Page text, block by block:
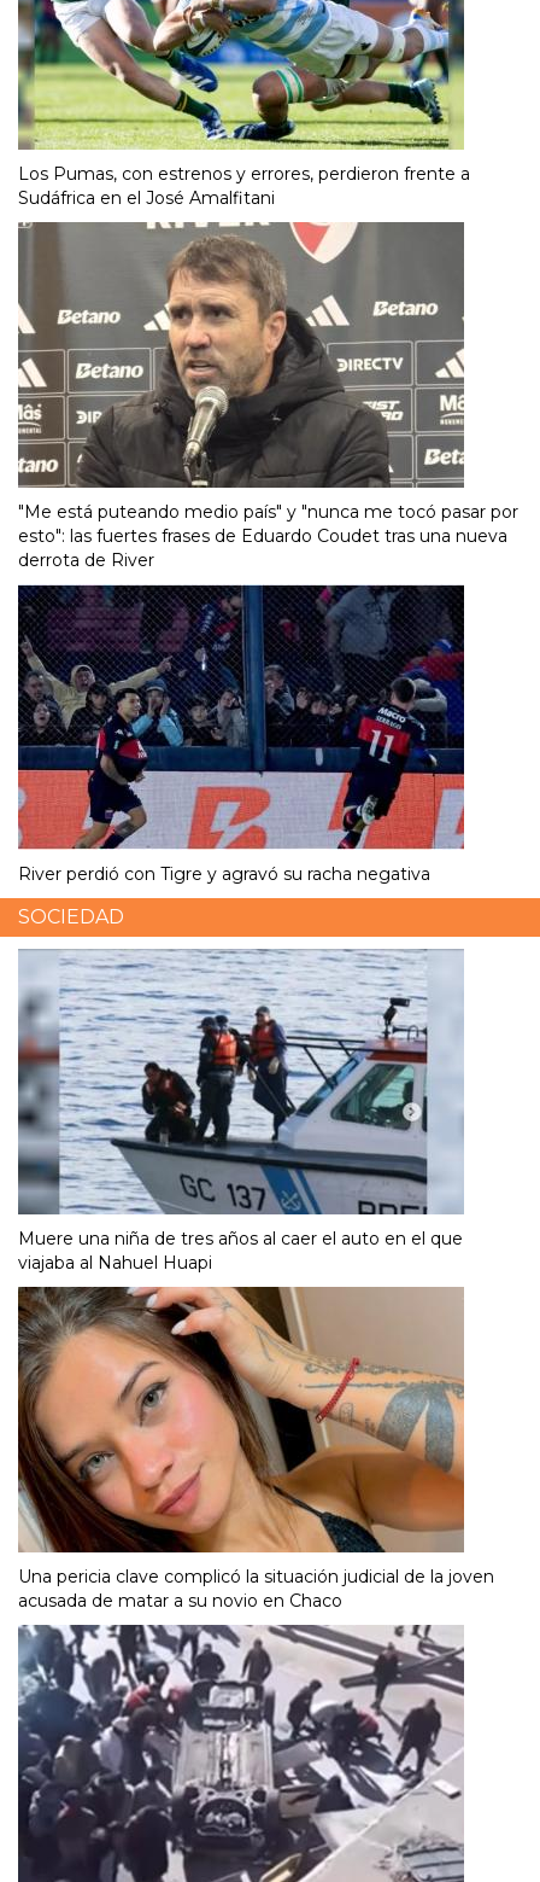
Los Pumas, con estrenos y errores, perdieron frente a
Sudáfrica en el José Amalfitani
"Me está puteando medio país" y "nunca me tocó pasar por
esto": las fuertes frases de Eduardo Coudet tras una nueva
derrota de River
River perdió con Tigre y agravó su racha negativa
SOCIEDAD
Muere una niña de tres años al caer el auto en el que
viajaba al Nahuel Huapi
Una pericia clave complicó la situación judicial de la joven
acusada de matar a su novio en Chaco